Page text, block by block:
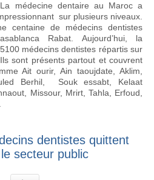
La médecine dentaire au Maroc a
sur plusieurs niveaux.
centaine de médecins dentistes
Rabat. Aujourd’hui, la
médecins dentistes répartis sur
sont présents partout et couvrent
Ait ourir, Ain taoujdate, Aklim,
Berhil, Souk essabt, Kelaat
Missour, Mrirt, Tahla, Erfoud,
dentistes quittent
secteur public